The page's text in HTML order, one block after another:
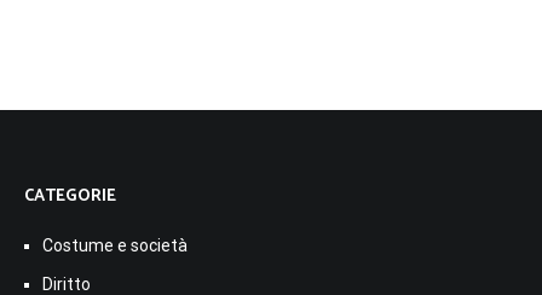
CATEGORIE
Costume e società
Diritto